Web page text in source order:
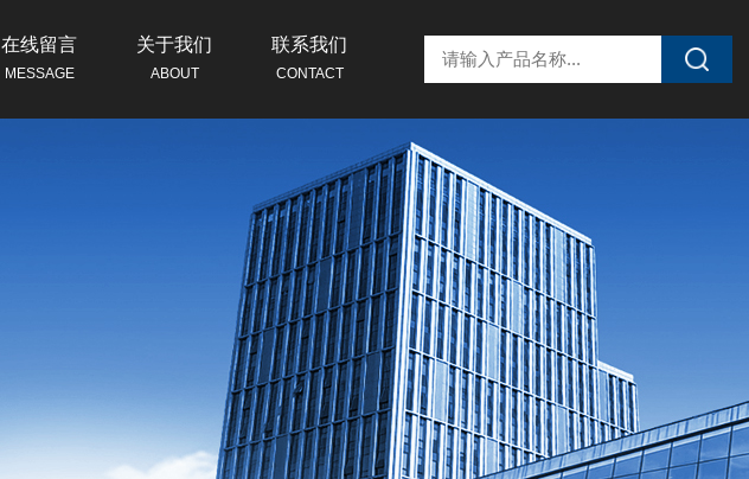
在线留言
MESSAGE
关于我们
ABOUT
联系我们
CONTACT